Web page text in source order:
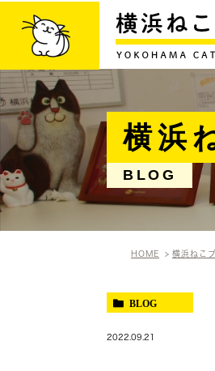
横浜
BLOG
HOME 横浜ねこ
BLOG
2022.09.21